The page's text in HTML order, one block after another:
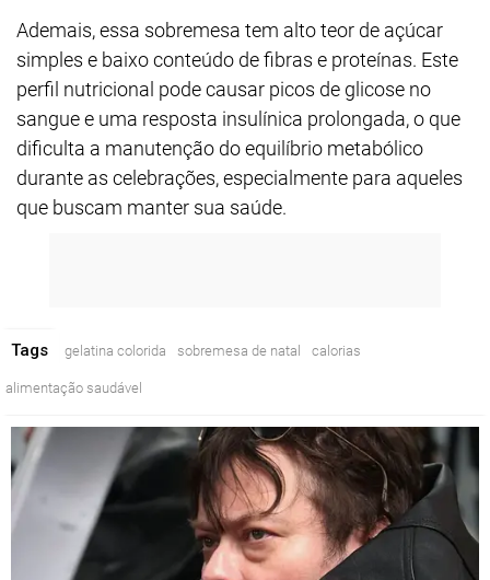
Ademais, essa sobremesa tem alto teor de açúcar
simples e baixo conteúdo de fibras e proteínas. Este
perfil nutricional pode causar picos de glicose no
sangue e uma resposta insulínica prolongada, o que
dificulta a manutenção do equilíbrio metabólico
durante as celebrações, especialmente para aqueles
que buscam manter sua saúde.
Tags gelatina colorida sobremesa de natal calorias
alimentação saudável